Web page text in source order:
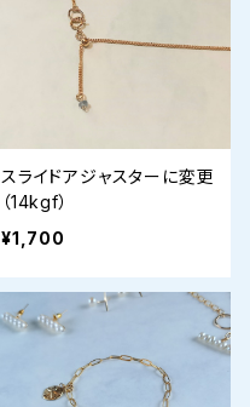
スライドアジャスターに変更
（14kgf）
¥1,700